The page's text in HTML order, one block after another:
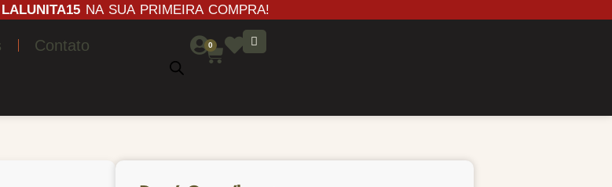
LALUNITA15NA SUA PRIMEIRA COMPRA!
Contato 0